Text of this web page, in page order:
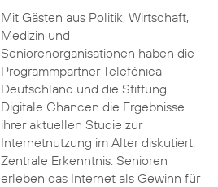
Mit Gästen aus Politik, Wirtschaft,
Medizin und
Seniorenorganisationen haben die
Programmpartner Telefónica
Deutschland und die Stiftung
Digitale Chancen die Ergebnisse
ihrer aktuellen Studie zur
Internetnutzung im Alter diskutiert.
Zentrale Erkenntnis: Senioren
erleben das Internet als Gewinn für